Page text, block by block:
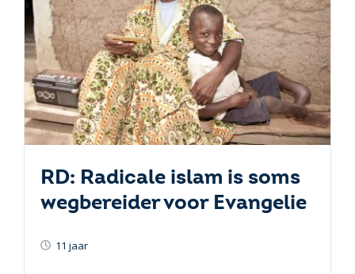
RD: Radicale islam is soms
wegbereider voor Evangelie
11 jaar